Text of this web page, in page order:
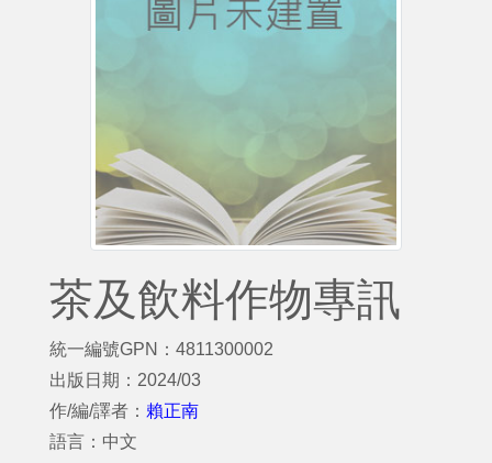
茶及飲料作物專訊
統一編號GPN：4811300002
出版日期：2024/03
作/編/譯者： 賴正南
語言：中文